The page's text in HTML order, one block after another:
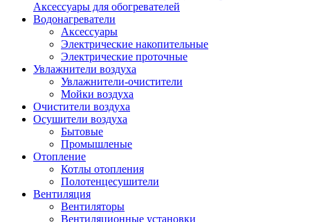
Аксессуары для обогревателей
Водонагреватели
Аксессуары
Электрические накопительные
Электрические проточные
Увлажнители воздуха
Увлажнители-очистители
Мойки воздуха
Очистители воздуха
Осушители воздуха
Бытовые
Промышленые
Отопление
Котлы отопления
Полотенцесушители
Вентиляция
Вентиляторы
Вентиляционные установки